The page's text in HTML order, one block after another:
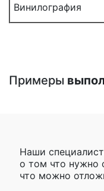
Винилография
Примеры
Наши
о том что нужно
что можно